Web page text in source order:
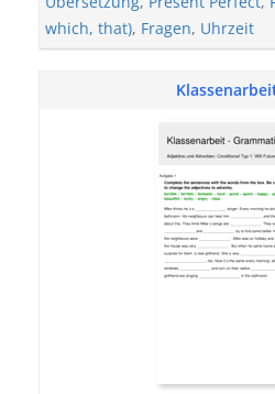
which, that), Fragen, Uhrzeit